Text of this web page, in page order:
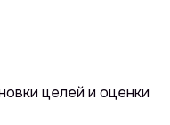
целей и оценки